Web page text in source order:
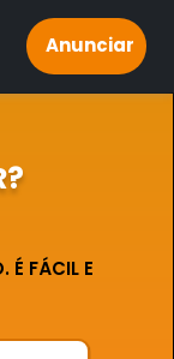
Anunciar
É FÁCIL E